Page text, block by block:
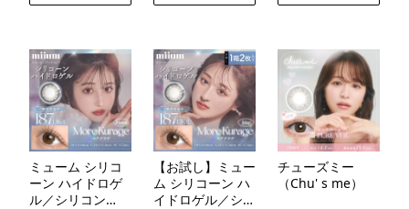
ミューム シリコ
ーン ハイドロゲ
ル／シリコン
【お試し】ミュー
ム シリコーン ハ
イドロゲル／シリ
チューズミー
（Chu' s me）